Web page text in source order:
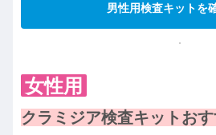
男性用検査キットを
女性用
クラミジア検査キットお